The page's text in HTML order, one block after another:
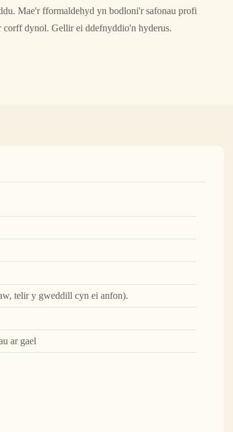
Mae'r fformaldehyd yn bodloni'r safonau profi
dynol. Gellir ei ddefnyddio'n hyderus.
telir y gweddill cyn ei anfon).
ar gael